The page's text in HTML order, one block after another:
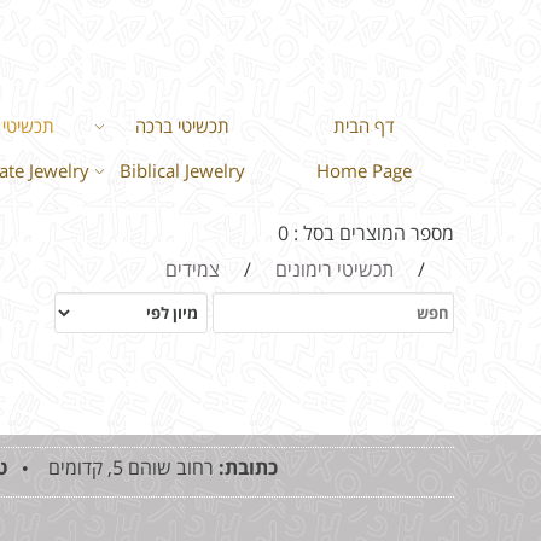
דף הבית תכשיטי ברכה
תכשיטי
Home Page
Biblical Jewelry
Jewelry
מספר המוצרים בסל : 0
/
תכשיטי רימונים / צמידים
כתובת: רחוב שוהם 5, קדומים •